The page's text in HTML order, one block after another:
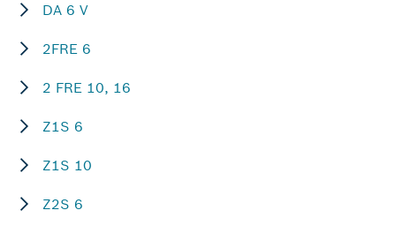
DA 6 V
2FRE 6
2 FRE 10, 16
Z1S 6
Z1S 10
Z2S 6